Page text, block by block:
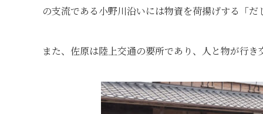
の支流である小野川沿いには物資を荷揚げする「
また、佐原は陸上交通の要所であり、人と物が行